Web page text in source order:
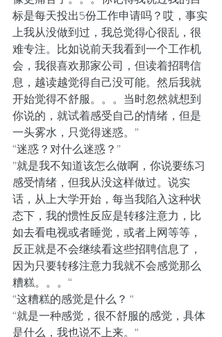
标是每天投出5份工作申请吗？哎，事实
上我从没做到过，我总觉得心很乱，很
难专注。比如说前天我看到一个工作机
会，我很喜欢那家公司，但读着招聘信
息，越读越觉得自己没可能。然后我就
开始觉得不舒服。。。当时忽然就想到
你说的，就试着感受自己的情绪，但是
一头雾水，只觉得迷惑。”
“迷惑？对什么迷惑？”
”就是我不知道该怎么做啊，你说要练习
感受情绪，但我从没这样做过。说实
话，从上大学开始，每当我陷入这种状
态下，我的惯性反应是转移注意力，比
如去看电视或者睡觉，或者上网等等，
反正就是不会继续看这些招聘信息了，
因为只要转移注意力我就不会感觉那么
糟糕。。。“
“这糟糕的感觉是什么？ “
“就是一种感觉，很不舒服的感觉，具体
是什么，我也说不上来。“